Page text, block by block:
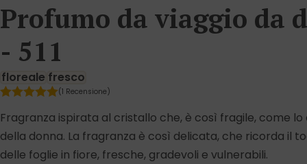
Profumo da viaggio da
- 511
floreale fresco
(1 Recensione)
Fragranza ispirata al cristallo che, è così fragile, come lo
della donna. La fragranza è così delicata, che ricorda il
delle foglie in fiore, fresche, gradevoli e vulnerabili.